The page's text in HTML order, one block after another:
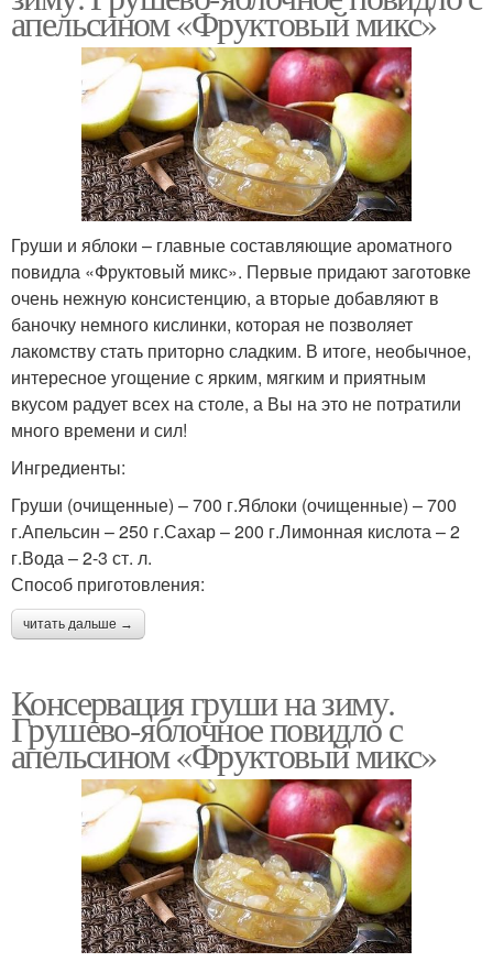
апельсином «Фруктовый микс»
Груши и яблоки – главные составляющие ароматного
повидла «Фруктовый микс». Первые придают заготовке
очень нежную консистенцию, а вторые добавляют в
баночку немного кислинки, которая не позволяет
лакомству стать приторно сладким. В итоге, необычное,
интересное угощение с ярким, мягким и приятным
вкусом радует всех на столе, а Вы на это не потратили
много времени и сил!
Ингредиенты:
Груши (очищенные) – 700 г.Яблоки (очищенные) – 700
г.Апельсин – 250 г.Сахар – 200 г.Лимонная кислота – 2
г.Вода – 2-3 ст. л.
Способ приготовления:
читать дальше →
Консервация груши на зиму.
Грушево-яблочное повидло с
апельсином «Фруктовый микс»